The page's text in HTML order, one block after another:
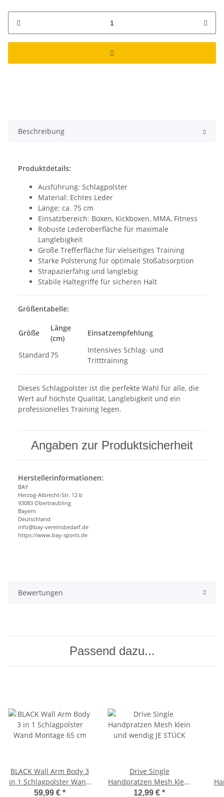
Beschreibung
Produktdetails:
Ausführung: Schlagpolster
Material: Echtes Leder
Länge: ca. 75 cm
Einsatzbereich: Boxen, Kickboxen, MMA, Fitness
Robuste Lederoberfläche für maximale
Langlebigkeit
Große Trefferfläche für vielseitiges Training
Starke Polsterung für optimale Stoßabsorption
Strapazierfähig und langlebig
Stabile Haltegriffe für sicheren Halt
Größentabelle:
Größe
Länge
(cm)
Einsatzempfehlung
Standard75
Intensives Schlag- und
Tritttraining
Dieses Schlagpolster ist die perfekte Wahl für alle, die
Wert auf höchste Qualität, Langlebigkeit und ein
professionelles Training legen.
Angaben zur Produktsicherheit
Herstellerinformationen:
BAY
Herzog-Albrecht-Str. 12 b
93083 Obertraubling
Bayern
Deutschland
info@bay-vereinsbedarf.de
https://www.bay-sports.de
Bewertungen
Passend dazu...
BLACK Wall Arm Body 3
in 1 Schlagpolster Wand
Montage 65 cm
59,99 € *
Drive Single
Handpratzen Mesh klein
und wendig JE STÜCK
12,99 € *